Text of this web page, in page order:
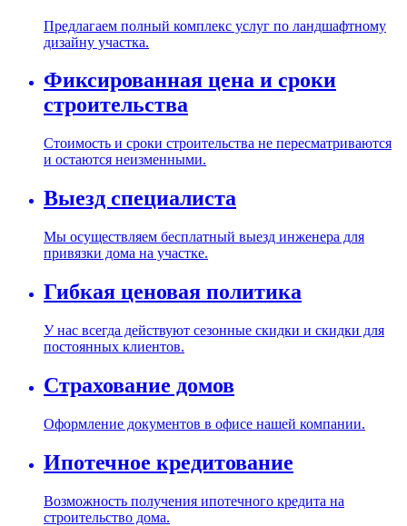
Предлагаем полный комплекс услуг по ландшафтному
дизайну участка.
Фиксированная цена и сроки
строительства
Стоимость и сроки строительства не пересматриваются
и остаются неизменными.
Выезд специалиста
Мы осуществляем бесплатный выезд инженера для
привязки дома на участке.
Гибкая ценовая политика
У нас всегда действуют сезонные скидки и скидки для
постоянных клиентов.
Страхование домов
Оформление документов в офисе нашей компании.
Ипотечное кредитование
Возможность получения ипотечного кредита на
строительство дома.